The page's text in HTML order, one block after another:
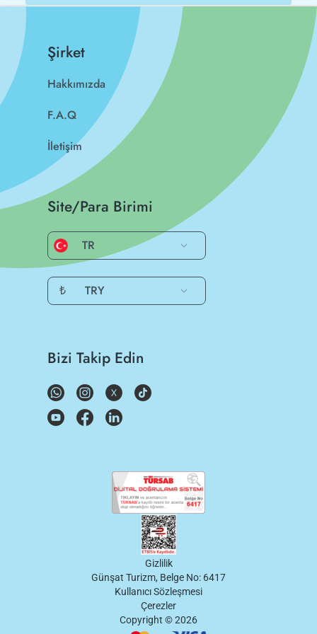
Şirket
Hakkımızda
F.A.Q
İletişim
Site/Para Birimi
TR
₺ TRY
Bizi Takip Edin
Gizlilik
Günşat Turizm, Belge No: 6417
Kullanıcı Sözleşmesi
Çerezler
Copyright ©2026